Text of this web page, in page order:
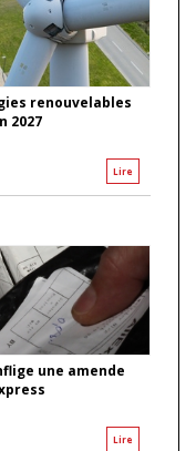
renouvelables
2027
Lire
une amende
Lire